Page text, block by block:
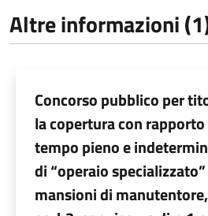
Altre informazioni
Concorso pubblico per
la copertura con
tempo pieno e
di “operaio
mansioni di